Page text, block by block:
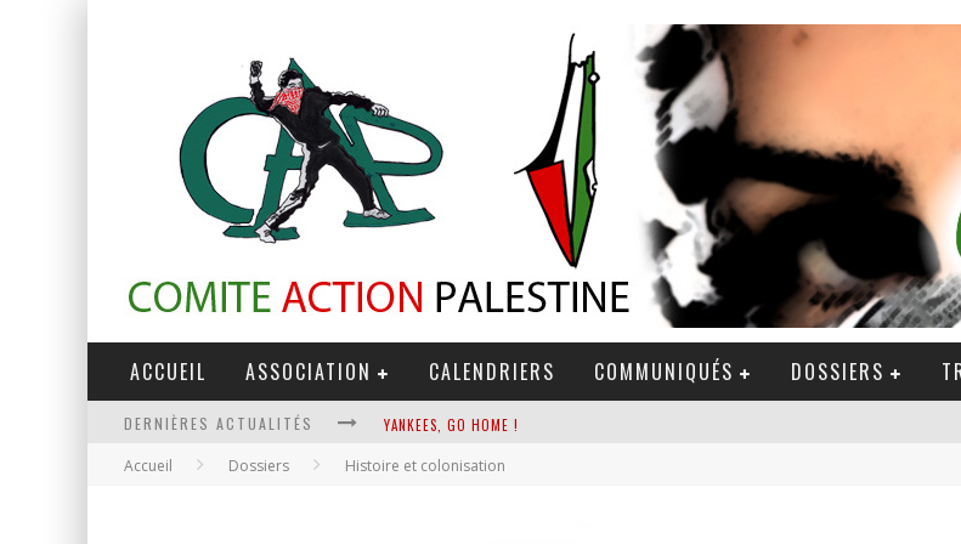
ACCUEIL ASSOCIATION CALENDRIERS COMMUNIQUÉS DOSSIERS
DERNIÈRES ACTUALITÉS YANKEES, GO HOME !
CHANTAGE TERRORISTE
Accueil Dossiers Histoire et colonisation